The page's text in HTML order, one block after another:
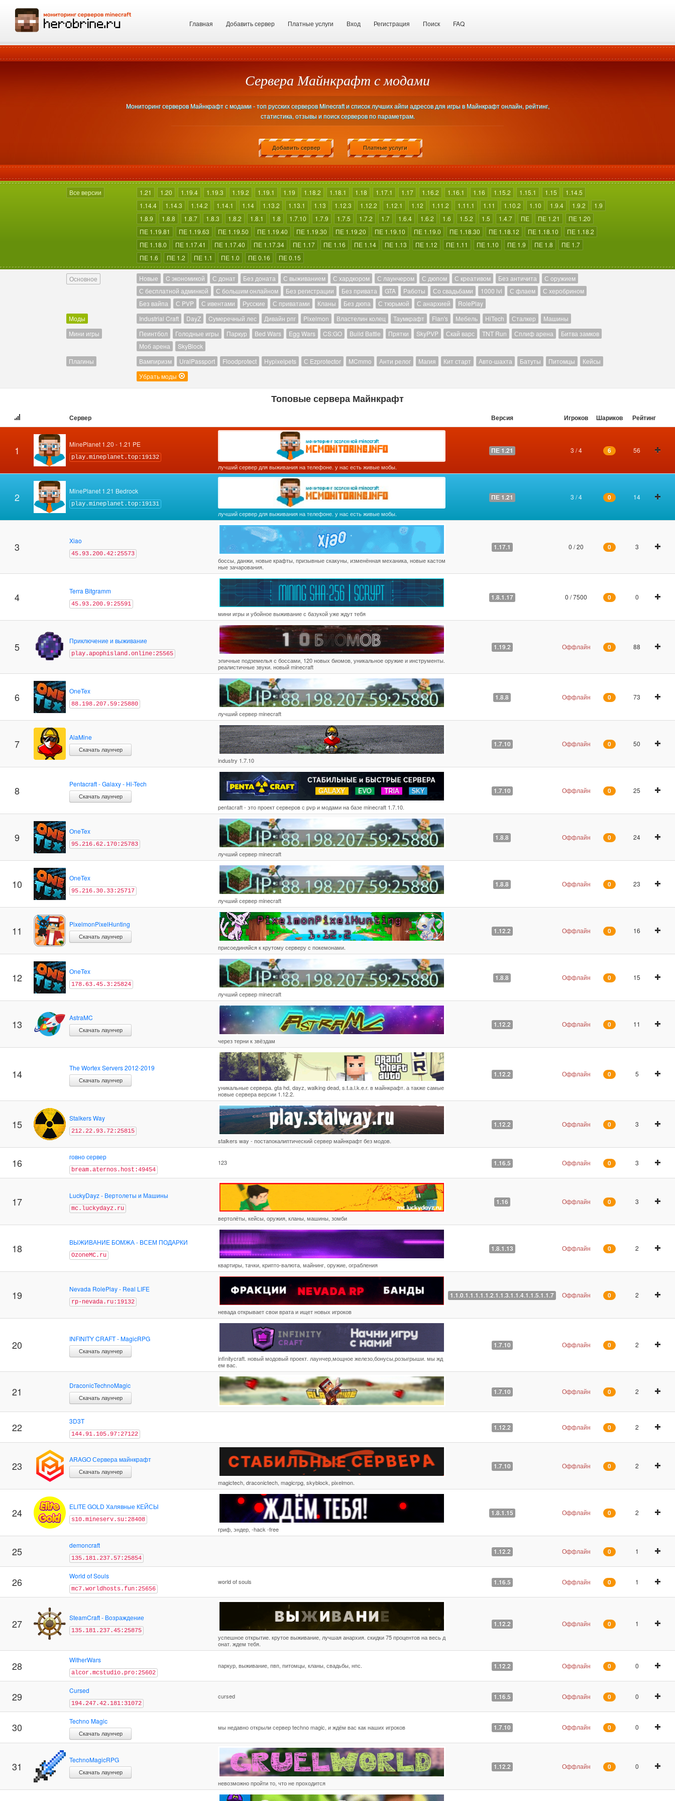
Главная Добавить сервер Платные услуги Вход Регистрация Поиск FAQ
Сервера Майнкрафт с модами
Мониторинг серверов Майнкрафт с модами - топ русских серверов Minecraft и список лучших айпи адресов для игры в Майнкрафт онлайн, рейтинг,
статистика, отзывы и поиск серверов по параметрам.
Добавить сервер Платные услуги
Все версии 1.21 1.20 1.19.4 1.19.3 1.19.2 1.19.1 1.19 1.18.2 1.18.1 1.18 1.17.1 1.17 1.16.2 1.16.1 1.16 1.15.2 1.15.1 1.15
1.14.5
1.14.4
1.14.3 1.14.2 1.14.1 1.14 1.13.2 1.13.1 1.13 1.12.3 1.12.2 1.12.1 1.12 1.11.2 1.11.1 1.11 1.10.2 1.10 1.9.4 1.9.2
1.9
1.8.9
1.8.8 1.8.7 1.8.3 1.8.2 1.8.1 1.8 1.7.10 1.7.9 1.7.5 1.7.2 1.7 1.6.4 1.6.2 1.6 1.5.2 1.5 1.4.7 ПЕ ПЕ 1.21
ПЕ 1.20
ПЕ 1.19.81
ПЕ 1.19.63 ПЕ 1.19.50 ПЕ 1.19.40 ПЕ 1.19.30 ПЕ 1.19.20 ПЕ 1.19.10 ПЕ 1.19.0 ПЕ 1.18.30 ПЕ 1.18.12 ПЕ 1.18.10
ПЕ 1.18.2
ПЕ 1.18.0
ПЕ 1.17.41 ПЕ 1.17.40 ПЕ 1.17.34 ПЕ 1.17 ПЕ 1.16 ПЕ 1.14 ПЕ 1.13 ПЕ 1.12 ПЕ 1.11 ПЕ 1.10 ПЕ 1.9 ПЕ 1.8
ПЕ 1.7
ПЕ 1.6
ПЕ 1.2 ПЕ 1.1 ПЕ 1.0 ПЕ 0.16 ПЕ 0.15
Основное Новые C экономикой С донат Без доната С выживанием С хардкором С лаунчером С дюпом С креативом Без античита
С оружием
С бесплатной админкой
С большим онлайном Без регистрации Без привата GTA Работы Со свадьбами 1000 lvl С флаем
С херобрином
Без вайпа
С PVP С ивентами Русские С приватами Кланы Без дюпа С тюрьмой С анархией
RolePlay
Моды
Industrial Craft DayZ Cумеречный лес Дивайн рпг Pixelmon Властелин колец Таумкрафт Flan's Мебель HiTech Сталкер
Машины
Мини игры
Пеинтбол Голодные игры Паркур Bed Wars Egg Wars CS:GO Build Battle Прятки SkyPVP Скай варс TNT Run Сплиф арена
Битва замков
Моб арена
SkyBlock
Плагины
Вампиризм UralPassport Floodprotect Hypixelpets С Ezprotector MCmmo Анти релог Магия Кит старт Авто-шахта Батуты Питомцы
Кейсы
Убрать моды
Топовые сервера Майнкрафт
Сервер Версия Игроков Шариков Рейтинг
1 MinePlanet 1.20 - 1.21 PE
play.mineplanet.top:19132
лучший сервер для выживания на телефоне. у нас есть живые мобы.
ПЕ 1.21 3 / 4 6 56
2 MinePlanet 1.21 Bedrock
play.mineplanet.top:19131
лучший сервер для выживания на телефоне. у нас есть живые мобы.
ПЕ 1.21 3 / 4 0 14
3 Xiao
45.93.200.42:25573
боссы, данжи, новые крафты, призывные скакуны, изменённая механика, новые кастом
ные зачарования.
1.17.1 0 / 20 0 3
4 Terra Bitgramm
45.93.200.9:25591
мини игры и убойное выживание с базукой уже ждут тебя
1.8.1.17 0 / 7500 0 0
5 Приключение и выживание
play.apophisland.online:25565
эпичные подземелья с боссами, 120 новых биомов, уникальное оружие и инструменты.
реалистичные звуки. новый minecraft
1.19.2 Оффлайн 0 88
6 OneTex
88.198.207.59:25880
лучший сервер minecraft
1.8.8 Оффлайн 0 73
7
AlaMine
Скачать лаунчер
industry 1.7.10
1.7.10 Оффлайн 0 50
8
Pentacraft - Galaxy - Hi-Tech
Скачать лаунчер
pentacraft - это проект серверов с pvp и модами на базе minecraft 1.7.10.
1.7.10 Оффлайн 0 25
9 OneTex
95.216.62.170:25783
лучший сервер minecraft
1.8.8 Оффлайн 0 24
10 OneTex
95.216.30.33:25717
лучший сервер minecraft
1.8.8 Оффлайн 0 23
11
PixelmonPixelHunting
Скачать лаунчер
присоединяйся к крутому серверу с покемонами.
1.12.2 Оффлайн 0 16
12 OneTex
178.63.45.3:25824
лучший сервер minecraft
1.8.8 Оффлайн 0 15
13
AstraMC
Скачать лаунчер
через терни к звёздам
1.12.2 Оффлайн 0 11
14 The Wortex Servers 2012-2019
Скачать лаунчер
уникальные сервера. gta hd, dayz, walking dead, s.t.a.l.k.e.r. в майнкрафт. а также самые
новые сервера версии 1.12.2.
1.12.2 Оффлайн 0 5
15 Stalkers Way
212.22.93.72:25815
stalkers way - постапокалиптический сервер майнкрафт без модов.
1.12.2 Оффлайн 0 3
16 говно сервер
bream.aternos.host:49454
123 1.16.5 Оффлайн 0 3
17 LuckyDayz - Вертолеты и Машины
mc.luckydayz.ru
вертолёты, кейсы, оружия, кланы, машины, зомби
1.16 Оффлайн 0 3
18 ВЫЖИВАНИЕ БОМЖА - ВСЕМ ПОДАРКИ
OzoneMC.ru
квартиры, тачки, крипто-валюта, майнинг, оружие, ограбления
1.8.1.13 Оффлайн 0 2
19 Nevada RolePlay - Real LIFE
rp-nevada.ru:19132
невада открывает свои врата и ищет новых игроков
1.1.0.1.1.1.1.1.2.1.1.3.1.1.4.1.1.5.1.1.7 Оффлайн 0 2
20 INFINITY CRAFT - MagicRPG
Скачать лаунчер
infinitycraft. новый модовый проект. лаунчер,мощное железо,бонусы,розыгрыши. мы жд
ем вас.
1.7.10 Оффлайн 0 2
21 DraconicTechnoMagic
Скачать лаунчер
1.7.10 Оффлайн 0 2
22 3D3T
144.91.105.97:27122
1.12.2 Оффлайн 0 2
23
ARAGO Сервера майнкрафт
Скачать лаунчер
magictech, draconictech, magicrpg, skyblock, pixelmon.
1.7.10 Оффлайн 0 2
24 ELITE GOLD Халявные КЕЙСЫ
s10.mineserv.su:28408
гриф, эндер, -hack -free
1.8.1.15 Оффлайн 0 2
25 demoncraft
135.181.237.57:25854
1.12.2 Оффлайн 0 1
26 World of Souls
mc7.worldhosts.fun:25656
world of souls 1.16.5 Оффлайн 0 1
27 SteamCraft - Возраждение
135.181.237.45:25875
успешное открытие. крутое выживание, лучшая анархия. скидки 75 процентов на весь д
онат. ждем тебя.
1.12.2 Оффлайн 0 1
28 WitherWars
alcor.mcstudio.pro:25602
паркур, выживание, пвп, питомцы, кланы, свадьбы, нпс. 1.12.2 Оффлайн 0 0
29 Cursed
194.247.42.181:31072
cursed 1.16.5 Оффлайн 0 0
30 Techno Magic
Скачать лаунчер
мы недавно открыли сервер techno magic, и ждём вас как наших игроков 1.7.10 Оффлайн 0 0
31
TechnoMagicRPG
Скачать лаунчер
невозможно пройти то, что не проходится
1.12.2 Оффлайн 0 0